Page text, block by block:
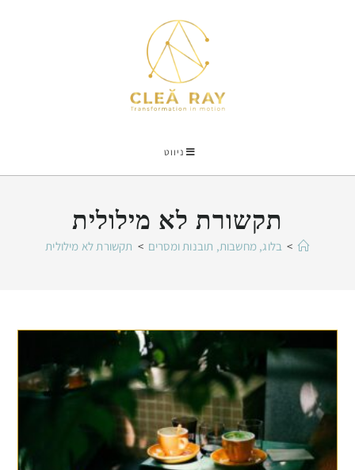
ניווט
תקשורת לא מילולית
> בלוג, מחשבות, תובנות ומסרים > תקשורת לא מילולית